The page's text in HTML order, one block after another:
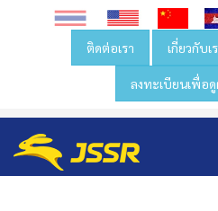
ติดต่อเรา เกี่ยวกับเ
ลงทะเบียนเพื่อ